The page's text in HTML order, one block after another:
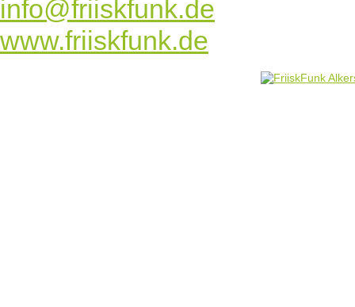
info@friiskfunk.de
www.friiskfunk.de